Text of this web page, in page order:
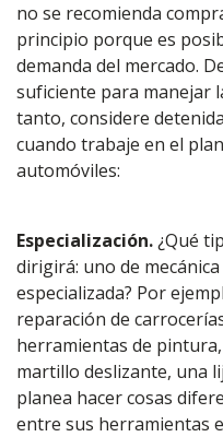
no se recomienda
principio porque es
demanda del mercado.
suficiente para manejar
tanto, considere
cuando trabaje en el
automóviles:
Especialización.¿Qué
dirigirá: uno de
especializada? Por
reparación de
herramientas de
martillo deslizante, una
planea hacer cosas
entre sus herramientas